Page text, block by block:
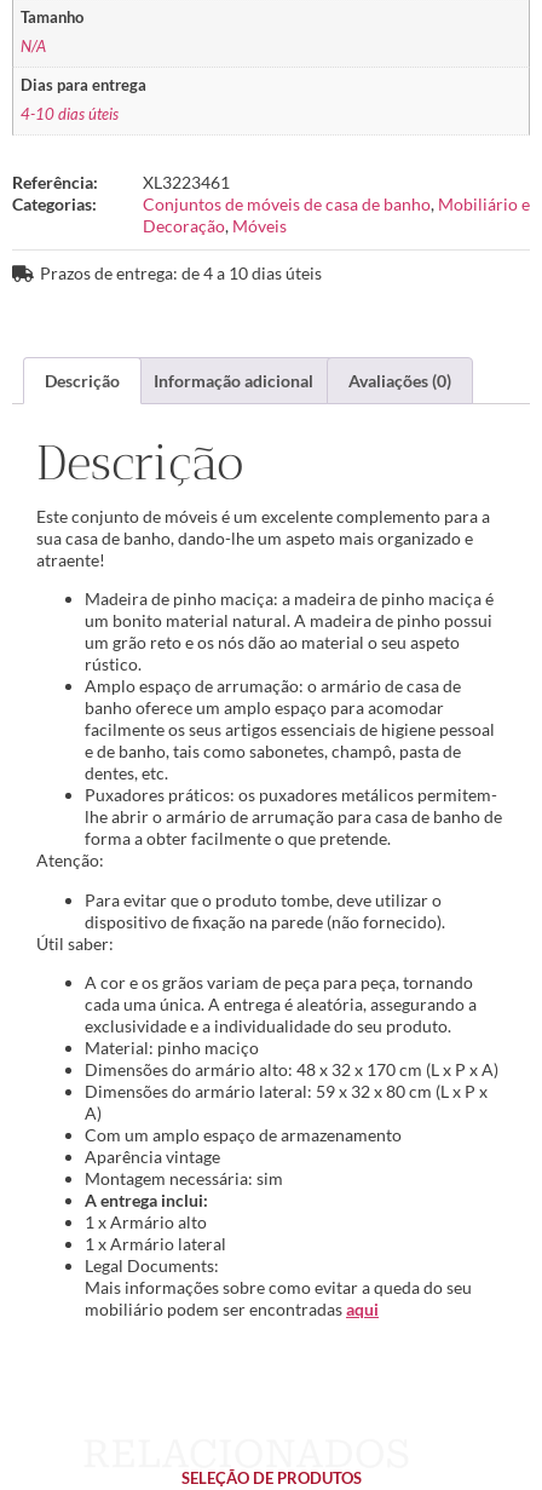
Tamanho
N/A
Dias para entrega
4-10 dias úteis
Referência:
XL3223461
Categorias:
Conjuntos de móveis de casa de banho, Mobiliário e
Decoração, Móveis
Prazos de entrega: de 4 a 10 dias úteis
Descrição Informação adicional Avaliações (0)
Descrição
Este conjunto de móveis é um excelente complemento para a
sua casa de banho, dando-lhe um aspeto mais organizado e
atraente!
Madeira de pinho maciça: a madeira de pinho maciça é
um bonito material natural. A madeira de pinho possui
um grão reto e os nós dão ao material o seu aspeto
rústico.
Amplo espaço de arrumação: o armário de casa de
banho oferece um amplo espaço para acomodar
facilmente os seus artigos essenciais de higiene pessoal
e de banho, tais como sabonetes, champô, pasta de
dentes, etc.
Puxadores práticos: os puxadores metálicos permitem-
lhe abrir o armário de arrumação para casa de banho de
forma a obter facilmente o que pretende.
Atenção:
Para evitar que o produto tombe, deve utilizar o
dispositivo de fixação na parede (não fornecido).
Útil saber:
A cor e os grãos variam de peça para peça, tornando
cada uma única. A entrega é aleatória, assegurando a
exclusividade e a individualidade do seu produto.
Material: pinho maciço
Dimensões do armário alto: 48 x 32 x 170 cm (L x P x A)
Dimensões do armário lateral: 59 x 32 x 80 cm (L x P x
A)
Com um amplo espaço de armazenamento
Aparência vintage
Montagem necessária: sim
A entrega inclui:
1 x Armário alto
1 x Armário lateral
Legal Documents:
Mais informações sobre como evitar a queda do seu
mobiliário podem ser encontradasaqui
SELEÇÃO DE PRODUTOS